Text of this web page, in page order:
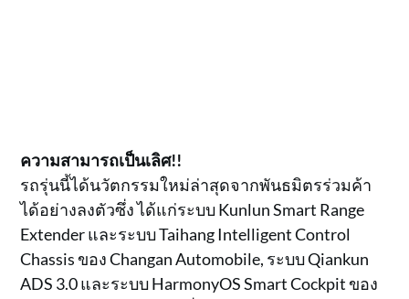
ความสามารถเป็นเลิศ!!
รถรุ่นนี้ได้นวัตกรรมใหม่ล่าสุดจากพันธมิตรร่วมค้า
ได้อย่างลงตัวซึ่ง ได้แก่ระบบ Kunlun Smart Range
Extender และระบบ Taihang Intelligent Control
Chassis ของ Changan Automobile, ระบบ Qiankun
ADS 3.0 และระบบ HarmonyOS Smart Cockpit ของ